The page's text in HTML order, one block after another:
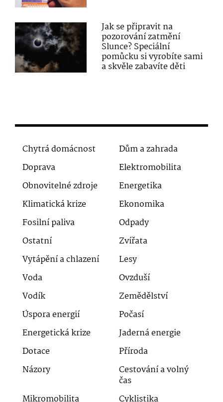
Jak se připravit na
pozorování zatmění
Slunce? Speciální
pomůcku si vyrobíte sami
a skvěle zabavíte děti
Chytrá domácnost
Dům a zahrada
Doprava
Elektromobilita
Obnovitelné zdroje
Energetika
Klimatická krize
Ekonomika
Fosilní paliva
Odpady
Ostatní
Zvířata
Vytápění a chlazení
Lesy
Voda
Ovzduší
Vodík
Zemědělství
Úspora energií
Počasí
Energetická krize
Jaderná energie
Dotace
Příroda
Názory
Cestování a volný
čas
Mikromobilita
Cyklistika